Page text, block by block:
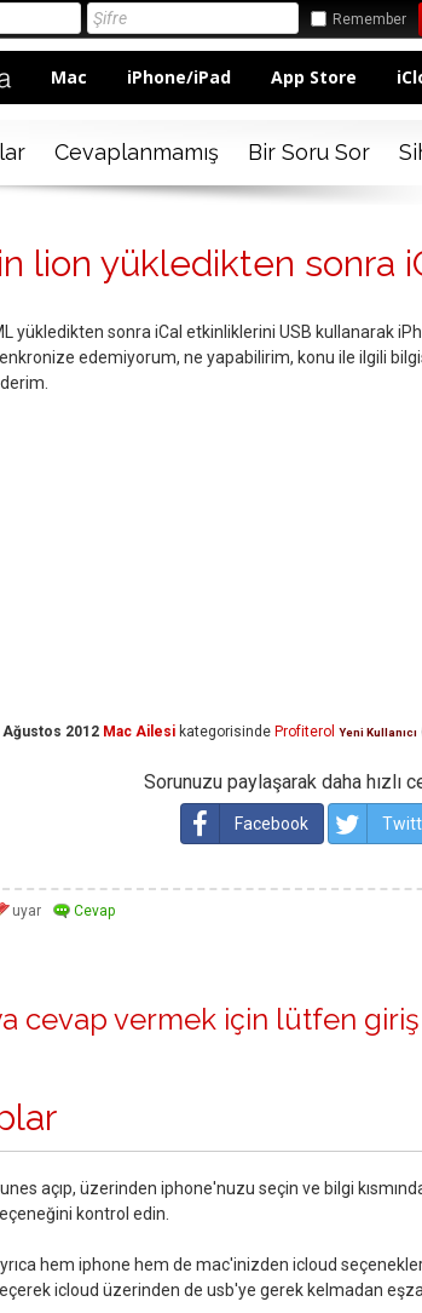
Remember
Mac iPhone/iPad App Store
Cevaplanmamış Bir Soru Sor
lion yükledikten sonra
yükledikten sonra iCal etkinliklerini USB kullanarak
edemiyorum, ne yapabilirim, konu ile ilgili
Ağustos 2012 Mac Ailesi kategorisinde Profiterol Yeni Kullanıcı
Sorunuzu paylaşarak daha hızlı
Facebook
cevap vermek için lütfen giriş
açıp, üzerinden iphone'nuzu seçin ve bilgi
kontrol edin.
hem iphone hem de mac'inizden icloud
icloud üzerinden de usb'ye gerek kelmadan